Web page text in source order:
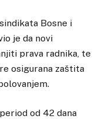
Bosne i
je da novi
prava radnika, te
osigurana zaštita
od 42 dana